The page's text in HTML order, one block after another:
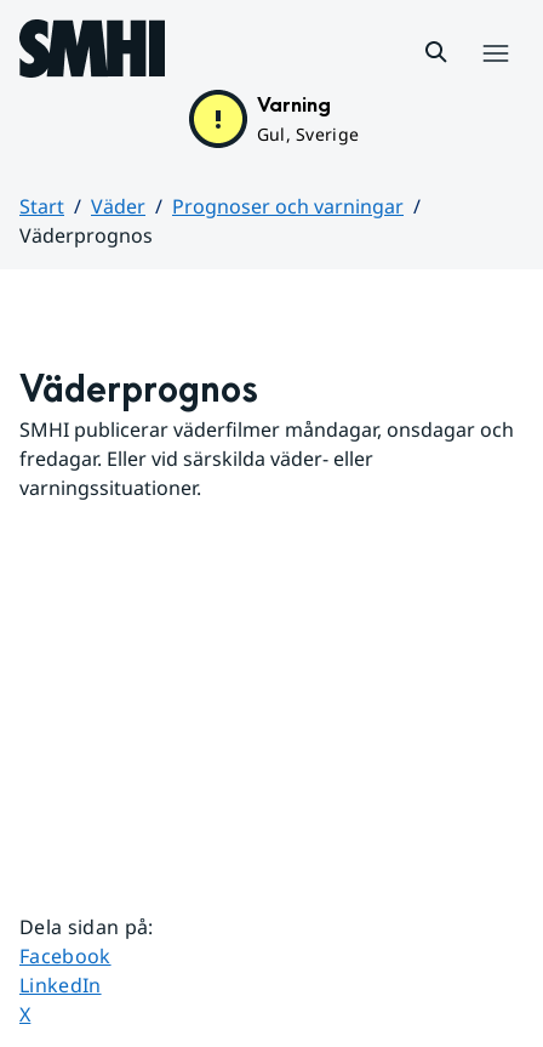
Hoppa till sidans innehåll
Varning
Gul, Sverige
Start Väder
Prognoser och varningar
Väderprognos
Väderprognos
SMHI publicerar väderfilmer måndagar, onsdagar och
fredagar. Eller vid särskilda väder- eller
varningssituationer.
Dela sidan på:
Dela sidan på
Facebook
Dela sidan på
LinkedIn
Dela sidan på
X